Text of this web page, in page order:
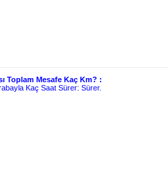
Toplam Mesafe Kaç Km? :
Kaç Saat Sürer:Sürer.